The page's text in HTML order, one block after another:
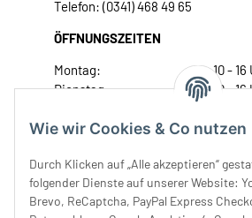
Wie wir Cookies & Co nutzen
Durch Klicken auf „Alle akzeptieren“
folgender Dienste auf unserer Website:
Brevo, ReCaptcha, PayPal Express
Telefon: (0341) 468 49 65
ÖFFNUNGSZEITEN
Montag:
10 - 16
Dienstag:
10 -
Donnerstag:
10 - 18
Samstag:
10 - 14
Unser Service